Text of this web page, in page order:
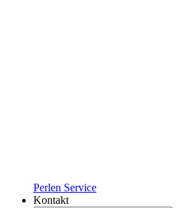
Perlen Service
Kontakt